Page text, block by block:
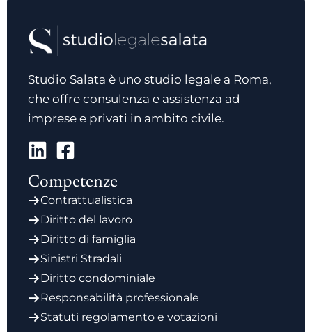
Studio Salata è uno studio legale a Roma,
che offre consulenza e assistenza ad
imprese e privati in ambito civile.
Competenze
Contrattualistica
Diritto del lavoro
Diritto di famiglia
Sinistri Stradali
Diritto condominiale
Responsabilità professionale
Statuti regolamento e votazioni